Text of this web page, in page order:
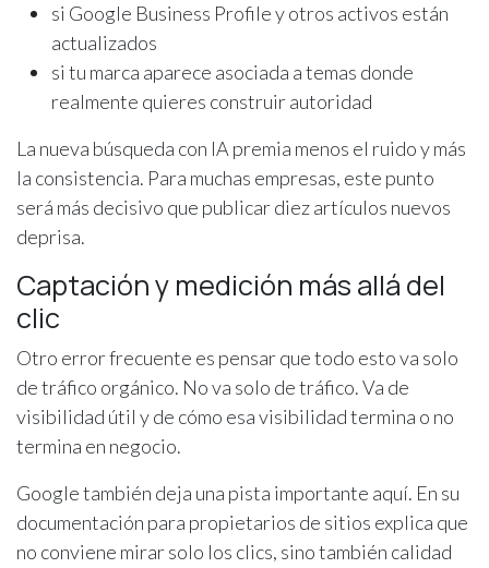
si Google Business Profile y otros activos están
actualizados
si tu marca aparece asociada a temas donde
realmente quieres construir autoridad
La nueva búsqueda con IA premia menos el ruido y más
la consistencia. Para muchas empresas, este punto
será más decisivo que publicar diez artículos nuevos
deprisa.
Captación y medición más allá del
clic
Otro error frecuente es pensar que todo esto va solo
de tráfico orgánico. No va solo de tráfico. Va de
visibilidad útil y de cómo esa visibilidad termina o no
termina en negocio.
Google también deja una pista importante aquí. En su
documentación para propietarios de sitios explica que
no conviene mirar solo los clics, sino también calidad